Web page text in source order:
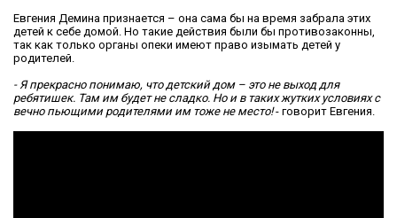
Евгения Демина признается – она сама бы на время забрала этих
детей к себе домой. Но такие действия были бы противозаконны,
так как только органы опеки имеют право изымать детей у
родителей.
- Я прекрасно понимаю, что детский дом – это не выход для
ребятишек. Там им будет не сладко. Но и в таких жутких условиях с
вечно пьющими родителями им тоже не место!- говорит Евгения.